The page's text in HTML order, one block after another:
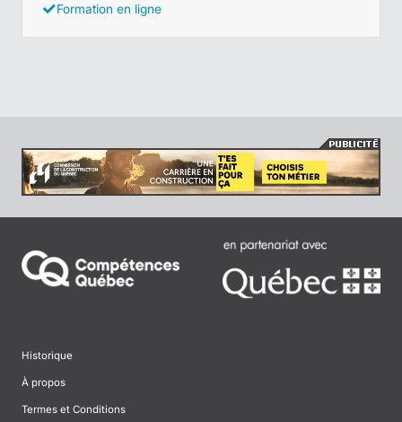
Formation en ligne
Historique
À propos
Termes et Conditions